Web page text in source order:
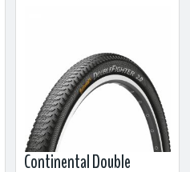
Continental Double